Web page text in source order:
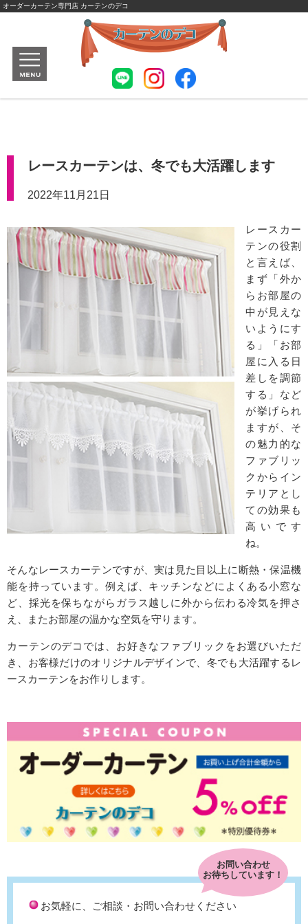
オーダーカーテン専門店 カーテンのデコ
レースカーテンは、冬でも大活躍します
2022年11月21日
レースカー
テンの役割
と言えば、
まず「外か
らお部屋の
中が見えな
いようにす
る」「お部
屋に入る日
差しを調節
する」など
が挙げられ
ますが、そ
の魅力的な
ファブリッ
クからイン
テリアとし
ての効果も
高いです
ね。
そんなレースカーテンですが、実は見た目以上に断熱・保温機
能を持っています。例えば、キッチンなどによくある小窓な
ど、採光を保ちながらガラス越しに外から伝わる冷気を押さ
え、またお部屋の温かな空気を守ります。
カーテンのデコでは、お好きなファブリックをお選びいただ
き、お客様だけのオリジナルデザインで、冬でも大活躍するレ
ースカーテンをお作りします。
お問い合わせ
お待ちしています！
お気軽に、ご相談・お問い合わせください